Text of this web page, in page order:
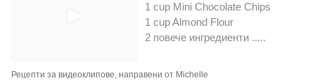
1 cup Mini Chocolate Chips
1 cup Almond Flour
2 повече ингредиенти .....
Рецепти за видеоклипове, направени от Michelle